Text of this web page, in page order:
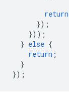
return
});
}));
} else {
return ;
}
});